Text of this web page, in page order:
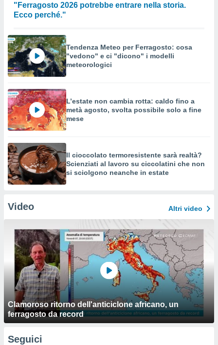
"Ferragosto 2026 potrebbe entrare nella storia.
Ecco perché."
Tendenza Meteo per Ferragosto: cosa
"vedono" e ci "dicono" i modelli
meteorologici
L’estate non cambia rotta: caldo fino a
metà agosto, svolta possibile solo a fine
mese
Il cioccolato termoresistente sarà realtà?
Scienziati al lavoro su ciccolatini che non
si sciolgono neanche in estate
Video Altri video
Clamoroso ritorno dell'anticiclone africano, un
ferragosto da record
Seguici